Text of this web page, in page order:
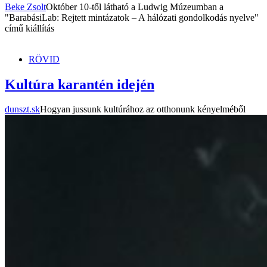
Beke ZsoltOktóber 10-től látható a Ludwig Múzeumban a
"BarabásiLab: Rejtett mintázatok – A hálózati gondolkodás nyelve"
című kiállítás
RÖVID
Kultúra karantén idején
dunszt.skHogyan jussunk kultúrához az otthonunk kényelméből